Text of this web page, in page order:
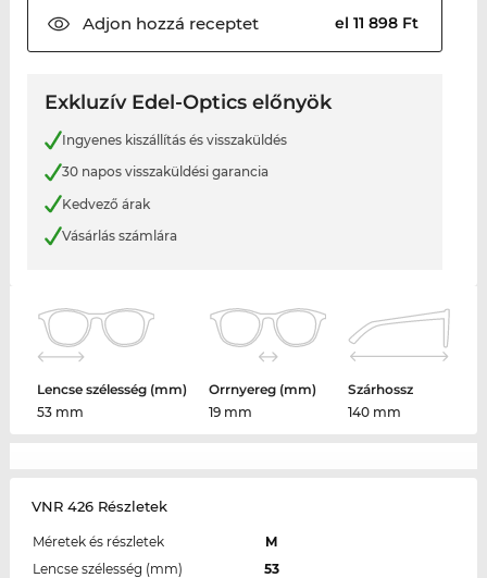
Adjon hozzá receptet el 11 898 Ft
Exkluzív Edel-Optics előnyök
Ingyenes kiszállítás és visszaküldés
30 napos visszaküldési garancia
Kedvező árak
Vásárlás számlára
Lencse szélesség (mm)
53 mm
Orrnyereg (mm)
19 mm
Szárhossz
140 mm
VNR 426 Részletek
Méretek és részletek
M
Lencse szélesség (mm)
53